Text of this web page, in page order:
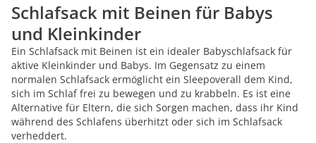
Schlafsack mit Beinen für Babys
und Kleinkinder
Ein Schlafsack mit Beinen ist ein idealer Babyschlafsack für
aktive Kleinkinder und Babys. Im Gegensatz zu einem
normalen Schlafsack ermöglicht ein Sleepoverall dem Kind,
sich im Schlaf frei zu bewegen und zu krabbeln. Es ist eine
Alternative für Eltern, die sich Sorgen machen, dass ihr Kind
während des Schlafens überhitzt oder sich im Schlafsack
verheddert.